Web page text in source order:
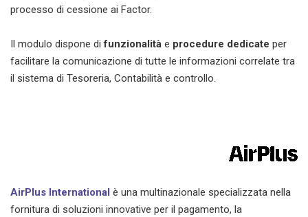
processo di cessione ai Factor.
Il modulo dispone difunzionalità e procedure dedicate per
facilitare la comunicazione di tutte le informazioni correlate tra
il sistema di Tesoreria, Contabilità e controllo.
AirPlus International è una multinazionale specializzata nella
fornitura di soluzioni innovative per il pagamento, la